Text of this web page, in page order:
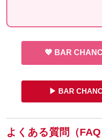
💖 BAR
▶ BAR
よくある質問（FAQ